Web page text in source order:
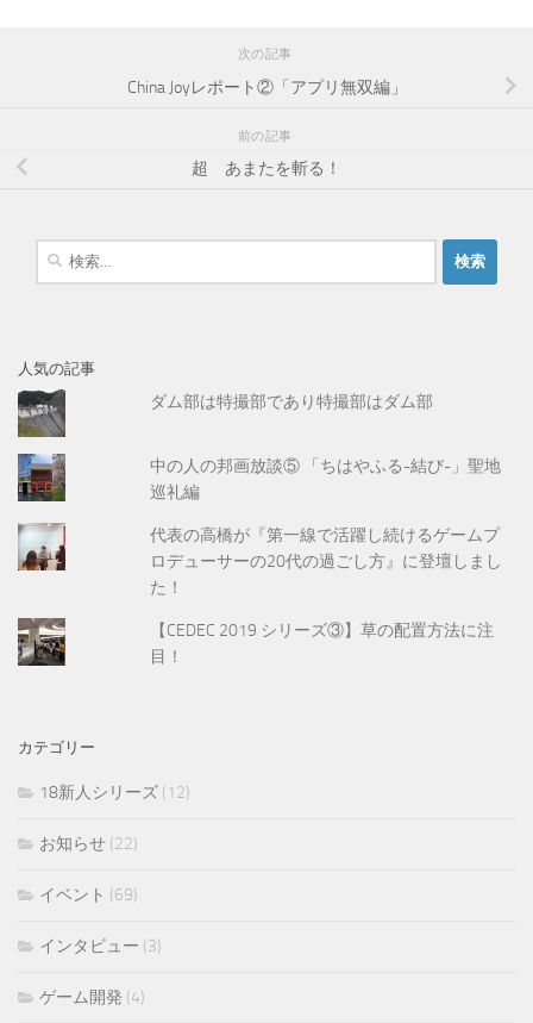
次の記事
China Joyレポート②「アプリ無双編」
前の記事
超 あまたを斬る！
人気の記事
ダム部は特撮部であり特撮部はダム部
中の人の邦画放談⑤ 「ちはやふる-結び-」聖地
巡礼編
代表の高橋が『第一線で活躍し続けるゲームプ
ロデューサーの20代の過ごし方』に登壇しまし
た！
【CEDEC 2019 シリーズ③】草の配置方法に注
目！
カテゴリー
18新人シリーズ (12)
お知らせ (22)
イベント (69)
インタビュー (3)
ゲーム開発 (4)